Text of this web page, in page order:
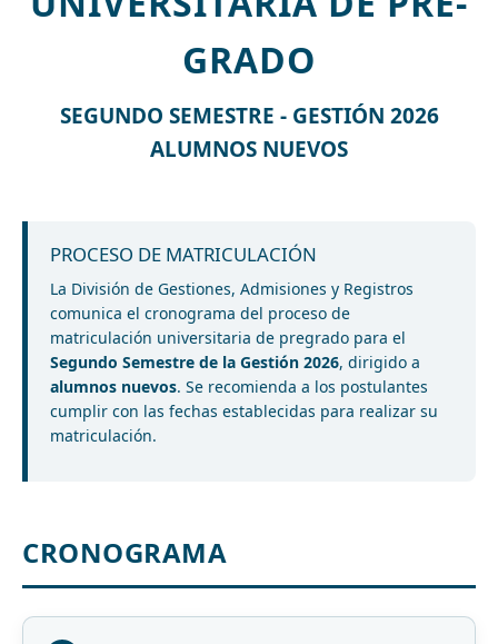
GRADO
SEGUNDO SEMESTRE - GESTIÓN 2026
ALUMNOS NUEVOS
PROCESO DE MATRICULACIÓN
La División de Gestiones, Admisiones y Registros
comunica el cronograma del proceso de
matriculación universitaria de pregrado para el
Segundo Semestre de la Gestión 2026, dirigido a
alumnos nuevos. Se recomienda a los postulantes
cumplir con las fechas establecidas para realizar su
matriculación.
CRONOGRAMA